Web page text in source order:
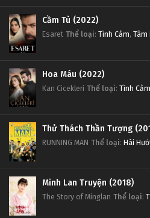
Cầm Tù (2022)
Esaret Thể loại: Tình Cảm, Tâm
Hoa Máu (2022)
Kan Cicekleri Thể loại: Tình Cảm
Thử Thách Thần Tượng
RUNNING MAN Thể loại: Hài
Minh Lan Truyện (2018)
The Story of Minglan Thể loại: